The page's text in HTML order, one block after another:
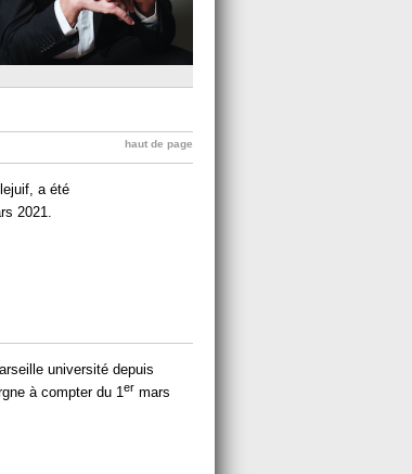
haut de page
a été
2021.
université depuis
à compter du 1er mars